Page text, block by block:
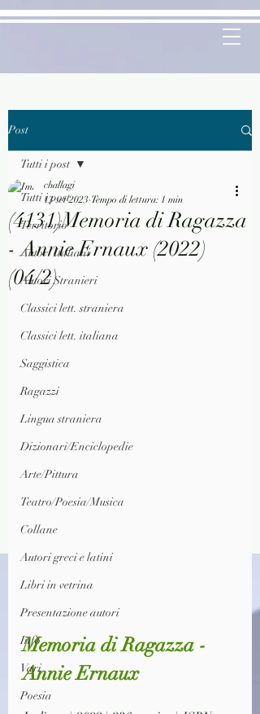
Post
Tutti i post
Territorio
Autori Italiani
Autori Stranieri
Classici lett. straniera
Classici lett. italiana
Saggistica
Ragazzi
Lingua straniera
Dizionari/Enciclopedie
Arte/Pittura
Teatro/Poesia/Musica
Collane
Autori greci e latini
Libri in vetrina
Presentazione autori
Info
Vari
Poesia
Tutti i post
(4131)Memoria di Ragazza
- Annie Ernaux (2022)
(04/2)
challagi
13 set 2023 Tempo di lettura: 1 min
Memoria di Ragazza -
Annie Ernaux